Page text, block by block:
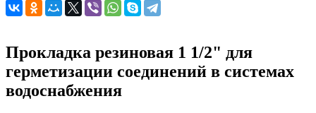
Прокладка резиновая 1 1/2" для
герметизации соединений в системах
водоснабжения